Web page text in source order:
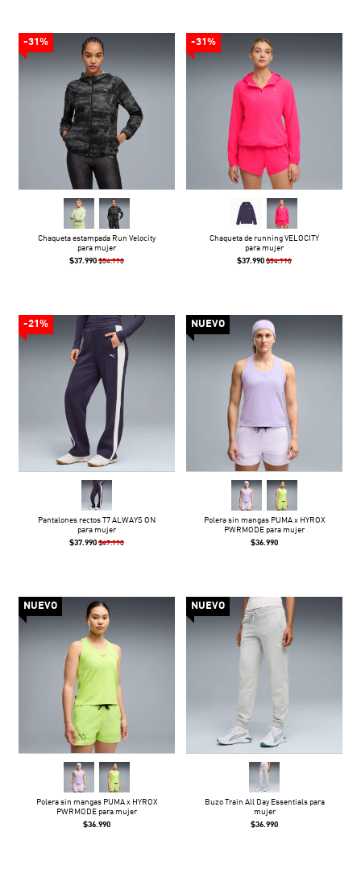
-31%
Chaqueta estampada Run Velocity
para mujer
$37.990 $54.990
-31%
Chaqueta de running VELOCITY
para mujer
$37.990 $54.990
-21%
Pantalones rectos T7 ALWAYS ON
para mujer
$37.990 $47.990
NUEVO
Polera sin mangas PUMA x HYROX
PWRMODE para mujer
$36.990
NUEVO
Polera sin mangas PUMA x HYROX
PWRMODE para mujer
$36.990
NUEVO
Buzo Train All Day Essentials para
mujer
$36.990